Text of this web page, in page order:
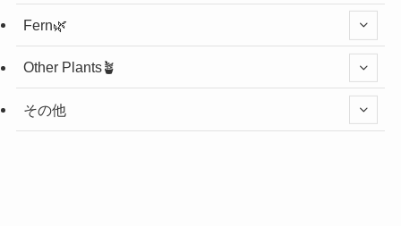
Fern🌿
Other Plants🪴
その他